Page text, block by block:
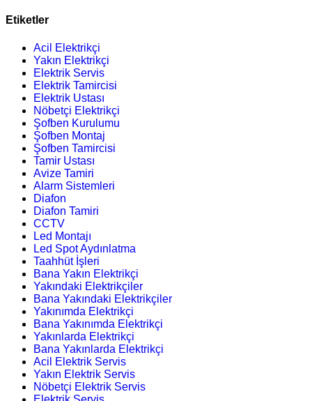
Etiketler
Acil Elektrikçi
Yakın Elektrikçi
Elektrik Servis
Elektrik Tamircisi
Elektrik Ustası
Nöbetçi Elektrikçi
Şofben Kurulumu
Şofben Montaj
Şofben Tamircisi
Tamir Ustası
Avize Tamiri
Alarm Sistemleri
Diafon
Diafon Tamiri
CCTV
Led Montajı
Led Spot Aydınlatma
Taahhüt İşleri
Bana Yakın Elektrikçi
Yakındaki Elektrikçiler
Bana Yakındaki Elektrikçiler
Yakınımda Elektrikçi
Bana Yakınımda Elektrikçi
Yakınlarda Elektrikçi
Bana Yakınlarda Elektrikçi
Acil Elektrik Servis
Yakın Elektrik Servis
Nöbetçi Elektrik Servis